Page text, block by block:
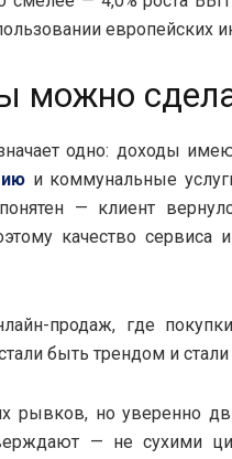
европейских
можно
одно: доходы
и коммунальные
— клиент
качество сервиса
продаж, где
быть трендом и
рывков, но уверенно
— не сухими